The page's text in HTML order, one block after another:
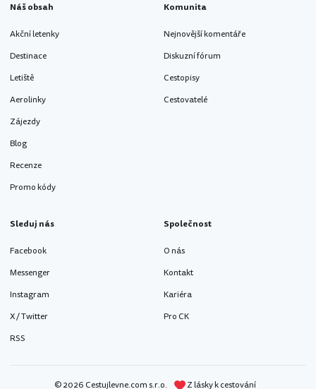
Náš obsah
Akční letenky
Destinace
Letiště
Aerolinky
Zájezdy
Blog
Recenze
Promo kódy
Komunita
Nejnovější komentáře
Diskuzní fórum
Cestopisy
Cestovatelé
Sleduj nás
Facebook
Messenger
Instagram
X / Twitter
RSS
Společnost
O nás
Kontakt
Kariéra
Pro CK
© 2026 Cestujlevne.com s.r.o. Z lásky k cestování